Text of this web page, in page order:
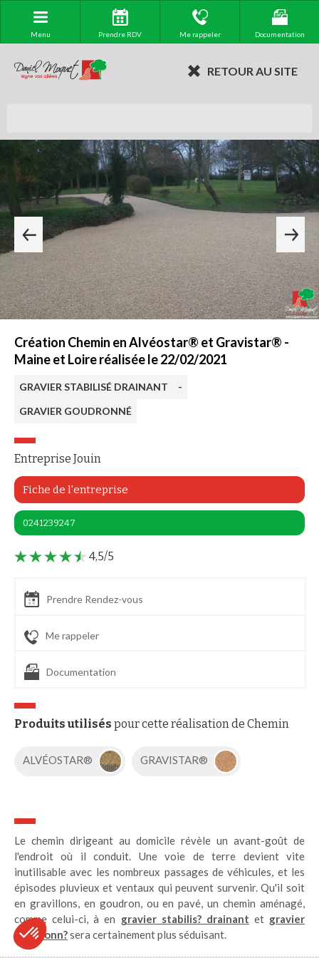
Menu Prendre RDV Me rappeler Documentation
RETOUR AU SITE
Création Chemin en Alvéostar® et Gravistar® -
Maine et Loire réalisée le 22/02/2021
GRAVIER STABILISÉ DRAINANT
-
GRAVIER GOUDRONNÉ
Entreprise Jouin
Fiche de l'entreprise
0241239247
4,5/5
Prendre Rendez-vous
Me rappeler
Documentation
Produits utilisés pour cette réalisation de Chemin
ALVÉOSTAR® GRAVISTAR®
Le chemin dirigeant au domicile révèle un avant-goût de
l'endroit où il conduit. Une voie de terre devient vite
inutilisable avec les nombreux passages de véhicules, et les
épisodes pluvieux et ventaux qui peuvent survenir. Qu'il soit
en gravillons, en goudron, ou en pavé, un chemin aménagé,
comme celui-ci, à en gravier stabilis? drainant et gravier
goudronn?sera certainement plus séduisant.